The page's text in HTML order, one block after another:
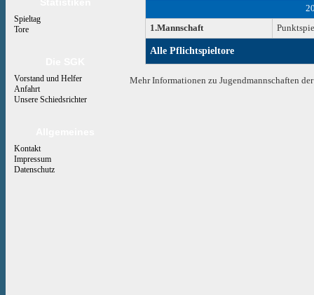
Spieltag
Tore
Vorstand und Helfer
Anfahrt
Unsere Schiedsrichter
Kontakt
Impressum
Datenschutz
1.Mannschaft
Alle Pflichtspieltore
Mehr Informationen zu Jugendmannschaften